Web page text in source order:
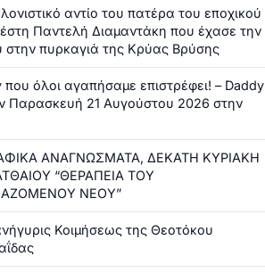
αντίο του πατέρα του εποχικού
Παντελή Διαμαντάκη που έχασε την
στην πυρκαγιά της Κρύας Βρύσης
που όλοι αγαπήσαμε επιστρέφει! – Daddy
Παρασκευή 21 Αυγούστου 2026 στην
ΑΝΑΓΝΩΣΜΑΤΑ, ΔΕΚΑΤΗ ΚΥΡΙΑΚΗ
“ΘΕΡΑΠΕΙΑ ΤΟΥ
ΝΕΟΥ”
Κοιμήσεως της Θεοτόκου